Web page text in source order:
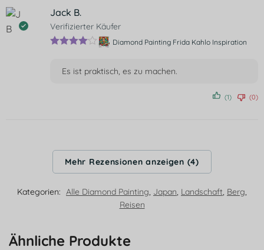
Jack B.
Verifizierter Käufer
Diamond Painting Frida Kahlo Inspiration
Es ist praktisch, es zu machen.
(1) (0)
Mehr Rezensionen anzeigen (4)
Kategorien: Alle Diamond Painting, Japan, Landschaft, Berg,
Reisen
Ähnliche Produkte